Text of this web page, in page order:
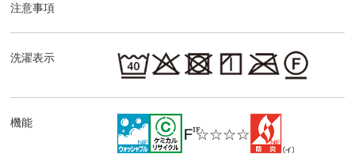
注意事項
洗濯表示
機能